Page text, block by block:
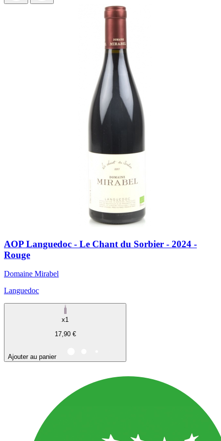
AOP Languedoc - Le Chant du Sorbier - 2024 -
Rouge
Domaine Mirabel
Languedoc
x1
17,90 €
Ajouter au panier